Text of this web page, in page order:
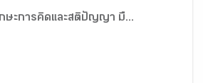
ะการคิดและสติปัญญา มื...